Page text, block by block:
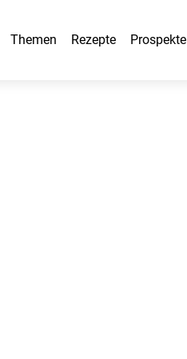
Themen Rezepte Prospekte